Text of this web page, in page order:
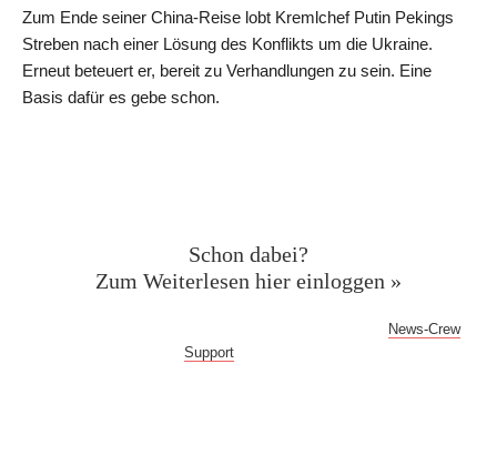
Zum Ende seiner China-Reise lobt Kremlchef Putin Pekings
Streben nach einer Lösung des Konflikts um die Ukraine.
Erneut beteuert er, bereit zu Verhandlungen zu sein. Eine
Basis dafür es gebe schon.
Schon dabei?
Zum Weiterlesen hier einloggen »
News-Crew
Support